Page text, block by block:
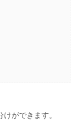
ができます。